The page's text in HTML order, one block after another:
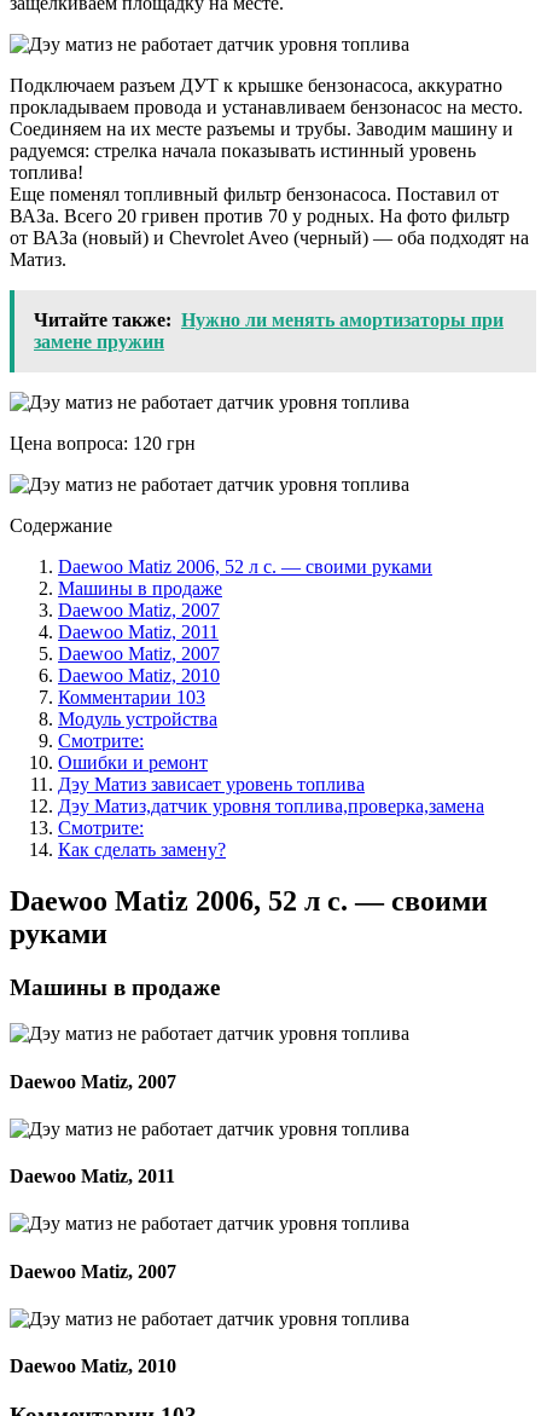
Подключаем разъем ДУТ к крышке бензонасоса, аккуратно
прокладываем провода и устанавливаем бензонасос на место.
Соединяем на их месте разъемы и трубы. Заводим машину и
радуемся: стрелка начала показывать истинный уровень
топлива!
Еще поменял топливный фильтр бензонасоса. Поставил от
ВАЗа. Всего 20 гривен против 70 у родных. На фото фильтр
от ВАЗа (новый) и Chevrolet Aveo (черный) — оба подходят на
Матиз.
Читайте также: Нужно ли менять амортизаторы при
замене пружин
Цена вопроса: 120 грн
Содержание
Daewoo Matiz 2006, 52 л с. — своими руками
Машины в продаже
Daewoo Matiz, 2007
Daewoo Matiz, 2011
Daewoo Matiz, 2007
Daewoo Matiz, 2010
Комментарии 103
Модуль устройства
Смотрите:
Ошибки и ремонт
Дэу Матиз зависает уровень топлива
Дэу Матиз,датчик уровня топлива,проверка,замена
Смотрите:
Как сделать замену?
Daewoo Matiz 2006, 52 л с. — своими
руками
Машины в продаже
Daewoo Matiz, 2007
Daewoo Matiz, 2011
Daewoo Matiz, 2007
Daewoo Matiz, 2010